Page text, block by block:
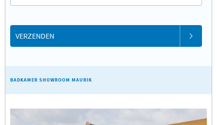
VERZENDEN
BADKAMER SHOWROOM MAURIK